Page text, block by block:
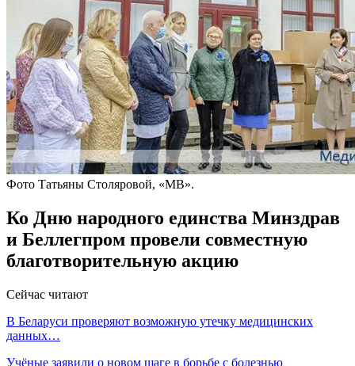
Фото Татьяны Столяровой, «МВ».
Ко Дню народного единства Минздрав
и Беллегпром провели совместную
благотворительную акцию
Сейчас читают
В Беларуси проверяют возможную утечку медицинских
данных…
Учёные заявили о новом шаге в борьбе с болезнью